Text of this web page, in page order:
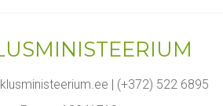
| (+372) 522 6895